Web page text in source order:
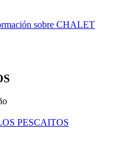
sobre CHALET
PESCAITOS